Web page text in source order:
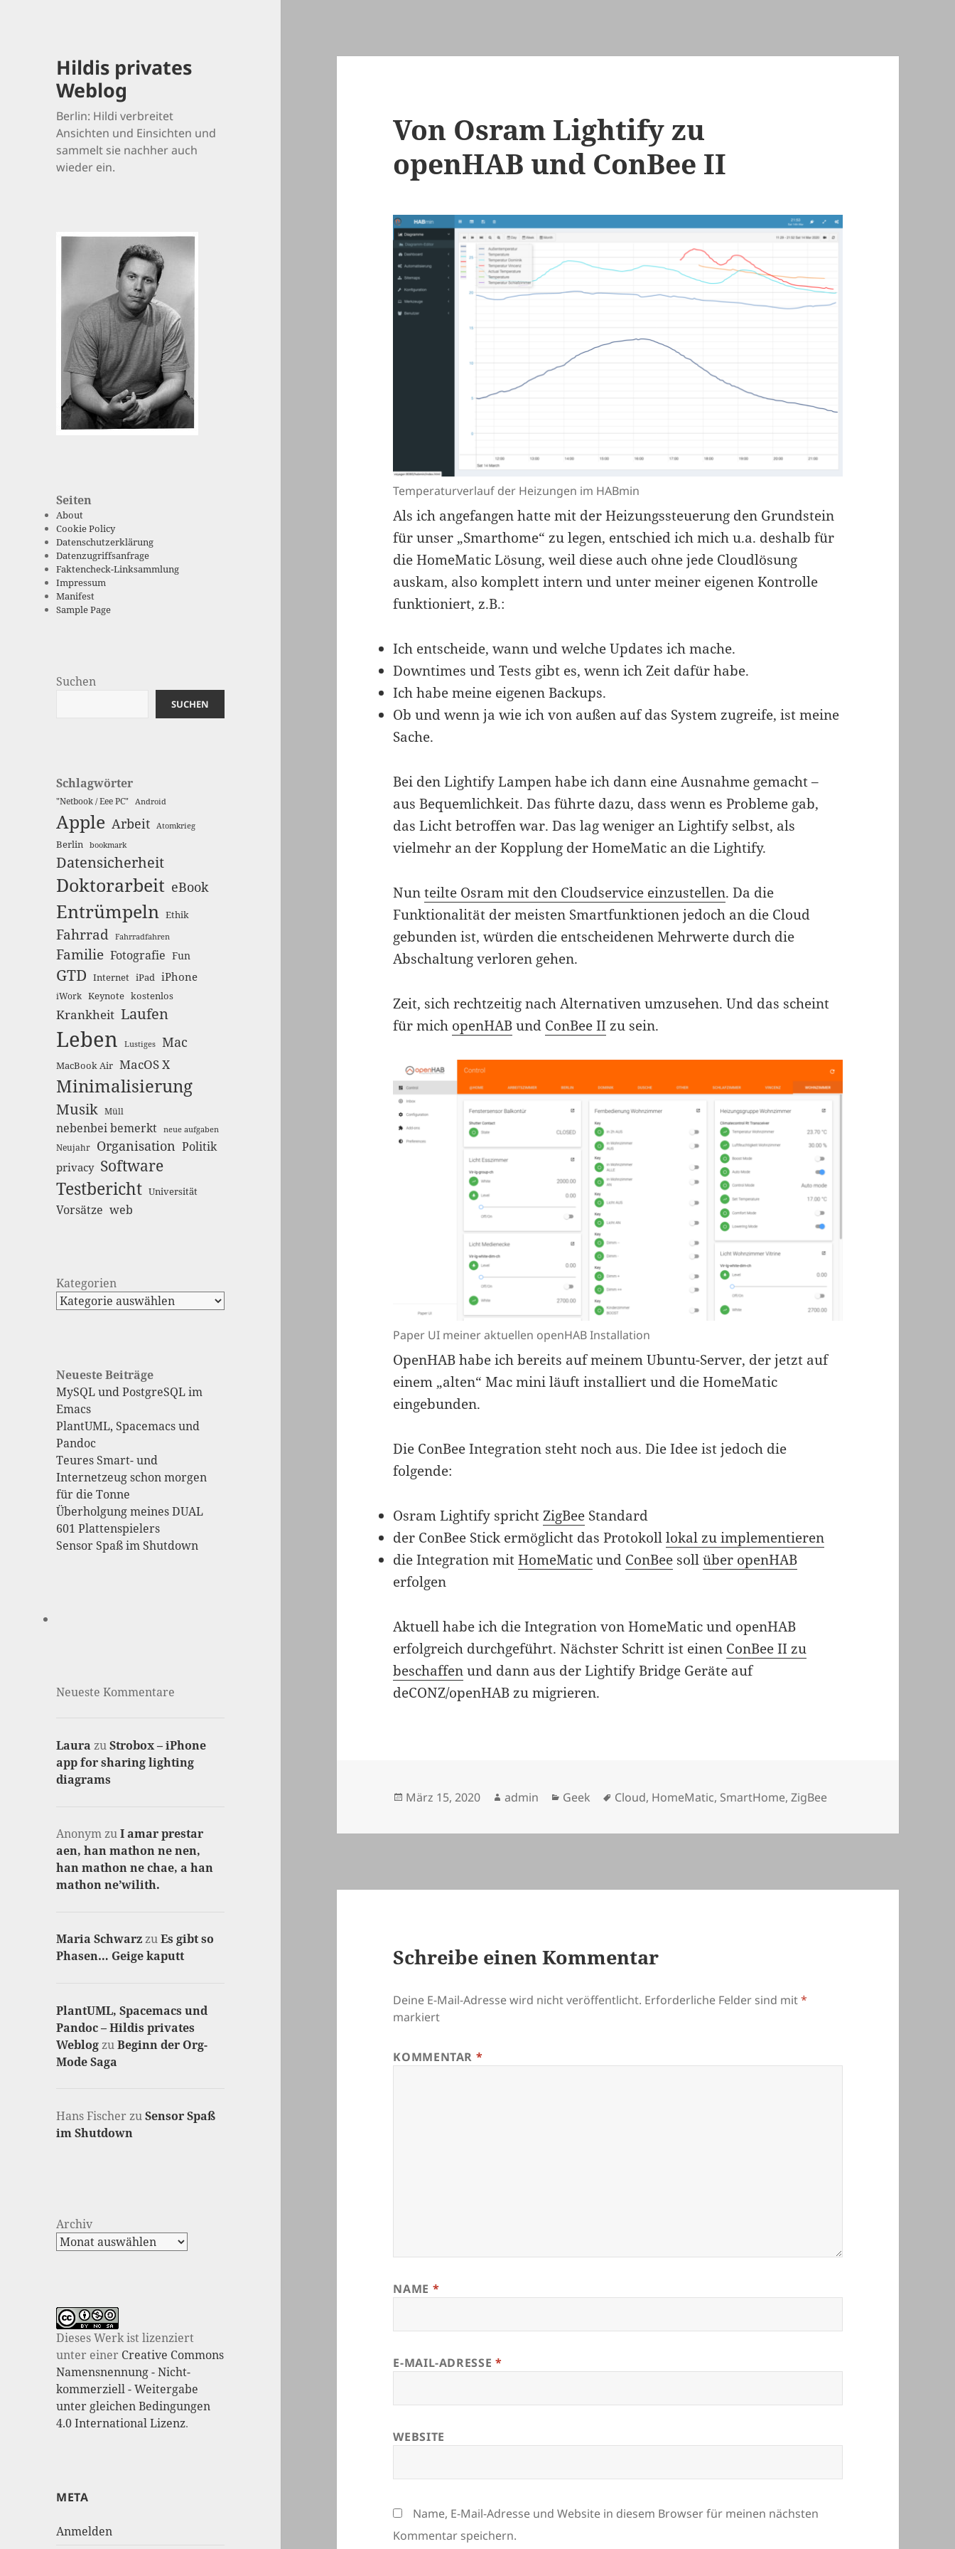
Hildis privates
Weblog
Berlin: Hildi verbreitet
Ansichten und Einsichten und
sammelt sie nachher auch
wieder ein.
Seiten
About
Cookie Policy
Datenschutzerklärung
Datenzugriffsanfrage
Faktencheck-Linksammlung
Impressum
Manifest
Sample Page
Suchen
SUCHEN
Schlagwörter
"Netbook / Eee PC" Android
Apple Arbeit Atomkrieg
Berlin bookmark
Datensicherheit
Doktorarbeit eBook
Entrümpeln Ethik
Fahrrad Fahrradfahren
Familie Fotografie Fun
GTD Internet iPad iPhone
iWork Keynote kostenlos
Krankheit Laufen
Leben Lustiges Mac
MacBook Air MacOS X
Minimalisierung
Musik Müll
nebenbei bemerkt neue aufgaben
Neujahr Organisation Politik
privacy Software
Testbericht Universität
Vorsätze web
Kategorien
Neueste Beiträge
MySQL und PostgreSQL im
Emacs
PlantUML, Spacemacs und
Pandoc
Teures Smart- und
Internetzeug schon morgen
für die Tonne
Überholgung meines DUAL
601 Plattenspielers
Sensor Spaß im Shutdown
Neueste Kommentare
Laura zuStrobox – iPhone
app for sharing lighting
diagrams
AnonymzuI amar prestar
aen, han mathon ne nen,
han mathon ne chae, a han
mathon ne’wilith.
Maria SchwarzzuEs gibt so
Phasen… Geige kaputt
PlantUML, Spacemacs und
Pandoc – Hildis privates
WeblogzuBeginn der Org-
Mode Saga
Hans Fischer zuSensor Spaß
im Shutdown
Archiv
Dieses Werk ist lizenziert
unter einer Creative Commons
Namensnennung - Nicht-
kommerziell - Weitergabe
unter gleichen Bedingungen
4.0 International Lizenz.
META
Anmelden
Von Osram Lightify zu
openHAB und ConBee II
Temperaturverlauf der Heizungen im HABmin
Als ich angefangen hatte mit der Heizungssteuerung den Grundstein
für unser „Smarthome“ zu legen, entschied ich mich u.a. deshalb für
die HomeMatic Lösung, weil diese auch ohne jede Cloudlösung
auskam, also komplett intern und unter meiner eigenen Kontrolle
funktioniert, z.B.:
Ich entscheide, wann und welche Updates ich mache.
Downtimes und Tests gibt es, wenn ich Zeit dafür habe.
Ich habe meine eigenen Backups.
Ob und wenn ja wie ich von außen auf das System zugreife, ist meine
Sache.
Bei den Lightify Lampen habe ich dann eine Ausnahme gemacht –
aus Bequemlichkeit. Das führte dazu, dass wenn es Probleme gab,
das Licht betroffen war. Das lag weniger an Lightify selbst, als
vielmehr an der Kopplung der HomeMatic an die Lightify.
Nunteilte Osram mit den Cloudservice einzustellen. Da die
Funktionalität der meisten Smartfunktionen jedoch an die Cloud
gebunden ist, würden die entscheidenen Mehrwerte durch die
Abschaltung verloren gehen.
Zeit, sich rechtzeitig nach Alternativen umzusehen. Und das scheint
für mich openHABund ConBee IIzu sein.
Paper UI meiner aktuellen openHAB Installation
OpenHAB habe ich bereits auf meinem Ubuntu-Server, der jetzt auf
einem „alten“ Mac mini läuft installiert und die HomeMatic
eingebunden.
Die ConBee Integration steht noch aus. Die Idee ist jedoch die
folgende:
Osram Lightify sprichtZigBee Standard
der ConBee Stick ermöglicht das Protokolllokal zu implementieren
die Integration mitHomeMaticund ConBee sollüber openHAB
erfolgen
Aktuell habe ich die Integration von HomeMatic und openHAB
erfolgreich durchgeführt. Nächster Schritt ist einen ConBee II zu
beschaffenund dann aus der Lightify Bridge Geräte auf
deCONZ/openHAB zu migrieren.
Veröffentlicht
März 15, 2020 Autor
admin Kategorien
Geek Schlagwörter
Cloud, HomeMatic, SmartHome,ZigBee
Schreibe einen Kommentar
Deine E-Mail-Adresse wird nicht veröffentlicht. Erforderliche Felder sind mit*
markiert
KOMMENTAR *
NAME *
E-MAIL-ADRESSE *
WEBSITE
Name, E-Mail-Adresse und Website in diesem Browser für meinen nächsten
Kommentar speichern.